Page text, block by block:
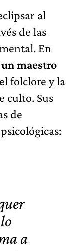
al
de las
En
maestro
folclore y la
culto. Sus
de
a